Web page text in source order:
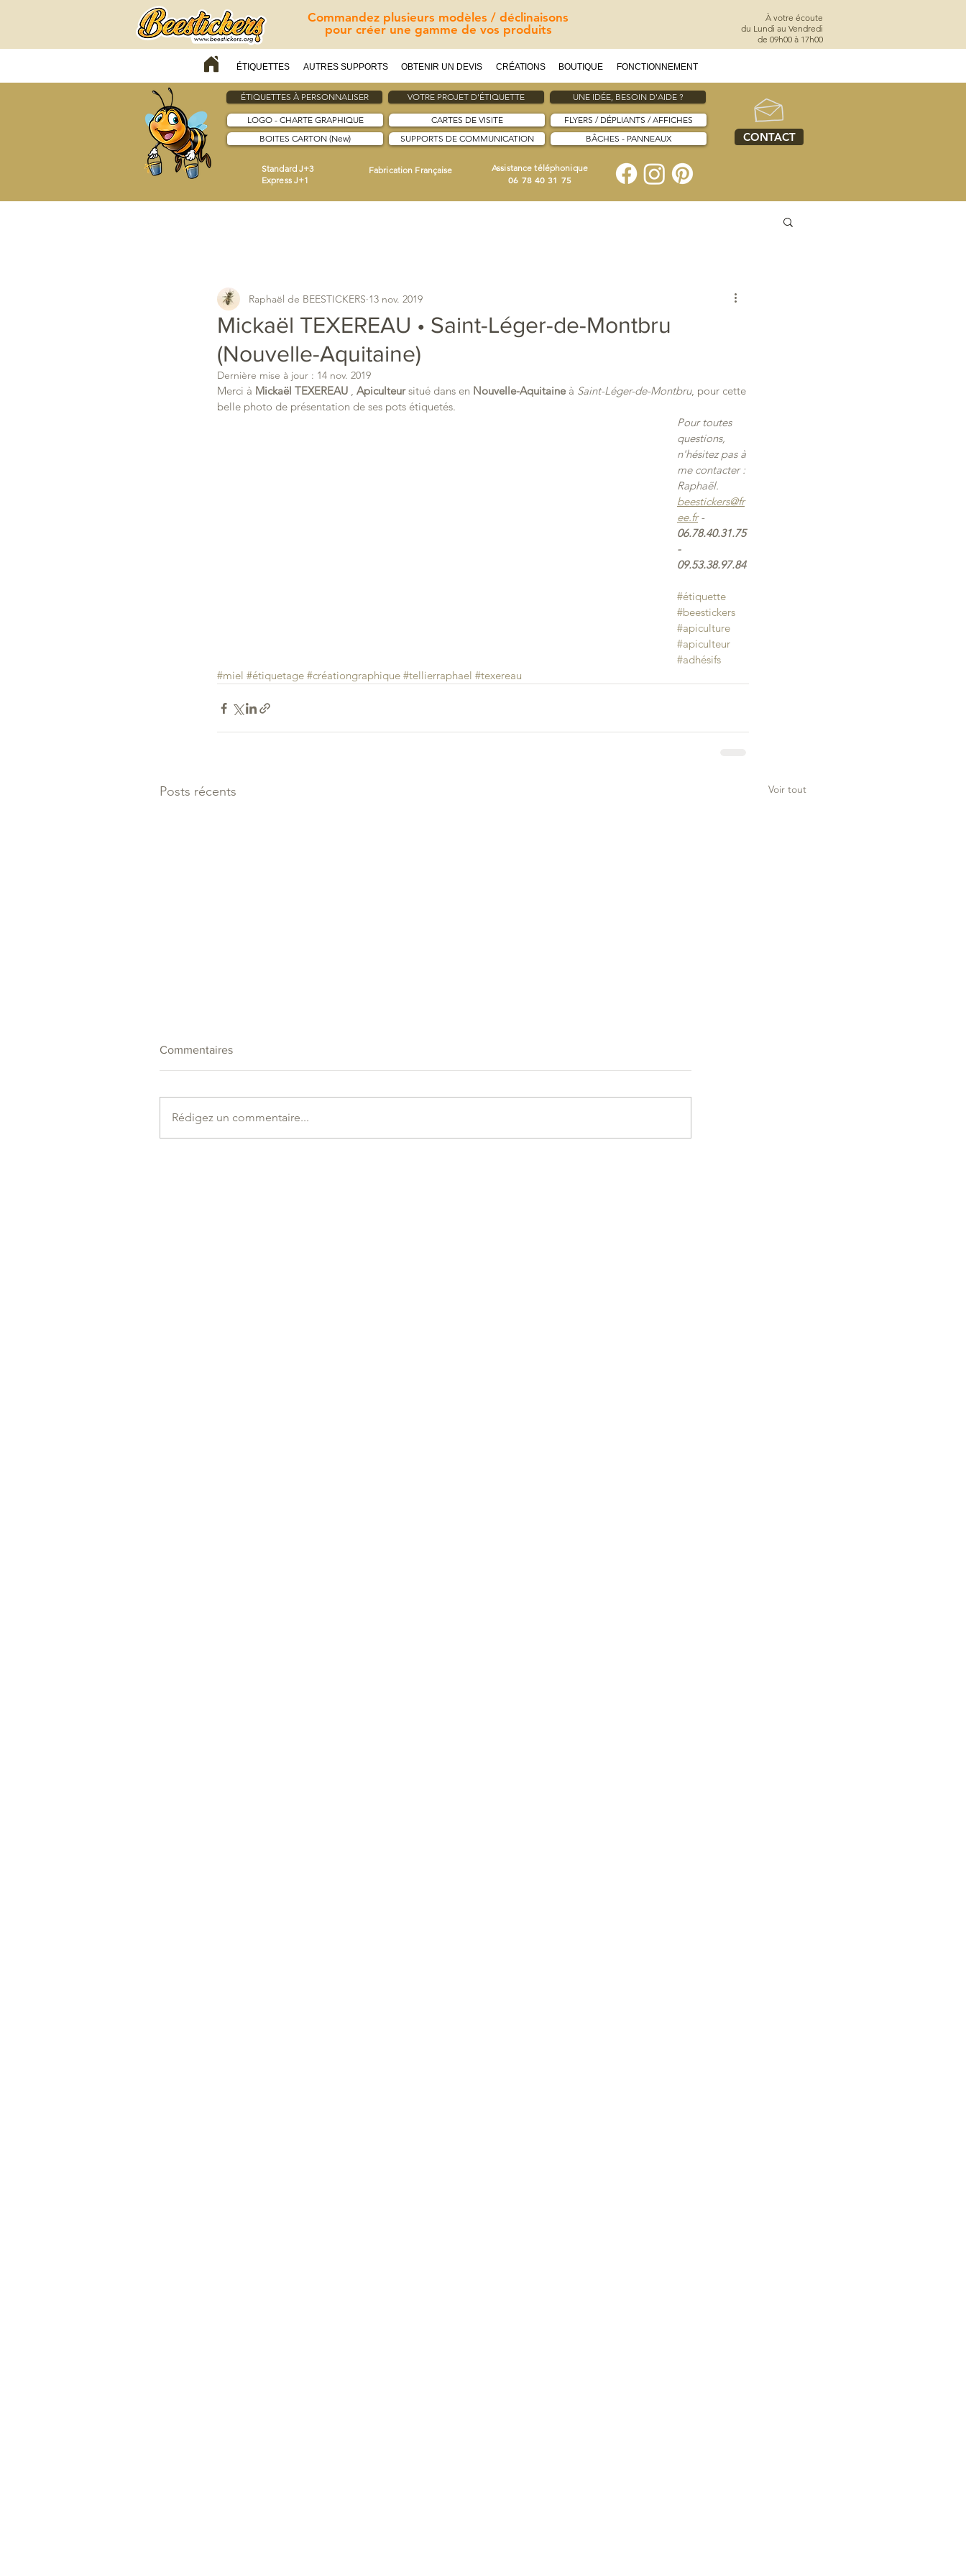
Commandez plusieurs modèles / déclinaisons
pour créer une gamme de vos produits
ÉTIQUETTES AUTRES SUPPORTS OBTENIR UN DEVIS CRÉATIONS BOUTIQUE FONCTIONNEMENT
À votre écoute
du Lundi au Vendredi
de 09h00 à 17h00
ÉTIQUETTES À PERSONNALISER VOTRE PROJET D'ÉTIQUETTE UNE IDÉE, BESOIN D'AIDE ?
LOGO - CHARTE GRAPHIQUE
BOITES CARTON (New)
CARTES DE VISITE
SUPPORTS DE COMMUNICATION
FLYERS / DÉPLIANTS / AFFICHES
BÂCHES - PANNEAUX
Standard J+3
Express J+1
Fabrication Française Assistance téléphonique
06 78 40 31 75
CONTACT
Mickaël TEXEREAU • Saint-Léger-de-Montbru
(Nouvelle-Aquitaine)
Raphaël de BEESTICKERS 13 nov. 2019
Dernière mise à jour : 14 nov. 2019
Merci à Mickaël TEXEREAU , Apiculteur situé dans en Nouvelle-Aquitaine à Saint-Léger-de-Montbru, pour cette
belle photo de présentation de ses pots étiquetés.
Pour toutes
questions,
n'hésitez pas à
me contacter :
Raphaël.
beestickers@fr
ee.fr -
06.78.40.31.75
-
09.53.38.97.84
#étiquette
#beestickers
#apiculture
#apiculteur
#adhésifs
#miel #étiquetage #créationgraphique #tellierraphael #texereau
Posts récents Voir tout
Commentaires
Rédigez un commentaire...